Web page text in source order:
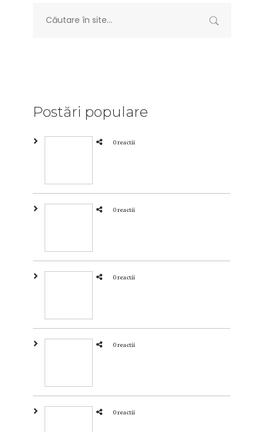
Postări populare
0 reactii
0 reactii
0 reactii
0 reactii
0 reactii